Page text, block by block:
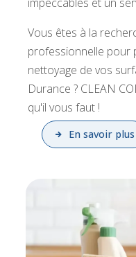
Vous êtes à la
professionnelle pour
nettoyage de vos
Durance ? CLEAN
qu'il vous faut !
En savoir plus